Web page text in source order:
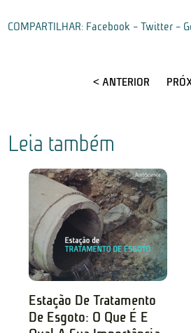
COMPARTILHAR: Facebook -Twitter -
< ANTERIOR
Leia também
Estação De Tratamento
De Esgoto: O Que É E